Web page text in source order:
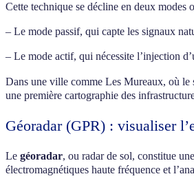
Cette technique se décline en deux modes
– Le mode passif, qui capte les signaux
– Le mode actif, qui nécessite l’injection
Dans une ville comme Les Mureaux, où le
une première cartographie des
Géoradar (GPR) : visualiser
Le géoradar, ou radar de sol, constitue
électromagnétiques haute fréquence et